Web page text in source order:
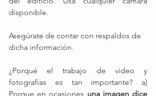
disponible.
Asegúrate de contar con respaldos de
dicha información.
¿Porqué el trabajo de video y
fotografías es tan importante? a)
Porque en ocasiones una imagen dice